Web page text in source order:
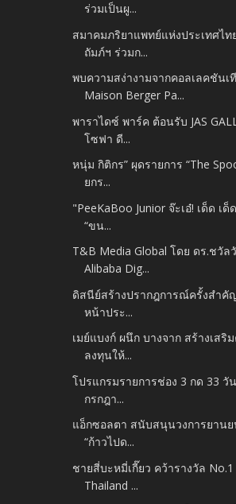
ร่วมเป็นผู...
สมาคมภริยาแพทย์แห่งประเทศไ
ถัมภ์ฯ ร่วมก...
พบความสง่างามจากคอลเลคชันเ
Maison Berger Pa...
พาราไดซ์ พาร์ค ต้อนรับ JAS
โซฟา ดี...
หนุ่ม กิติกร” ผุดรายการ “The
ยกร...
"PeeKaBoo Junior จ๊ะเอ๋! เด็ด เ
“ขน...
T&B Media Global โดย ดร.ชวั
Alibaba Dig...
ดิสนีย์สร้างปรากฎการณ์ครั้งสำคั
หน้าประ...
เมย์แบงก์ ผนึก บางจาก สร้างเสริ
ลงทุนให้...
โปรแกรมรายการช่อง 3 กด 33 วั
กรกฎา...
แอ็กซอลตา สนับสนุนวงการยาน
“ก้าวไปด...
ชายสี่บะหมี่เกี๊ยว คว้ารางวัล No.1
Thailand ...